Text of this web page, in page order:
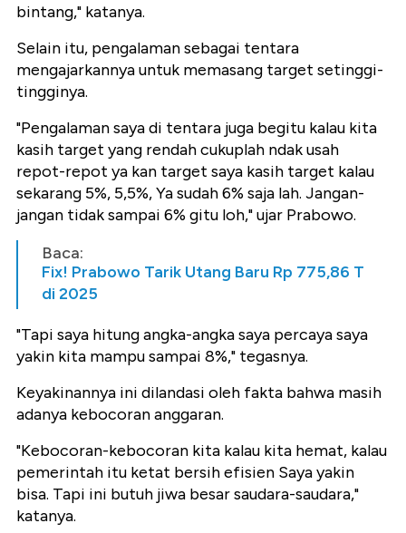
bintang," katanya.
Selain itu, pengalaman sebagai tentara
mengajarkannya untuk memasang target setinggi-
tingginya.
"Pengalaman saya di tentara juga begitu kalau kita
kasih target yang rendah cukuplah ndak usah
repot-repot ya kan target saya kasih target kalau
sekarang 5%, 5,5%, Ya sudah 6% saja lah. Jangan-
jangan tidak sampai 6% gitu loh," ujar Prabowo.
Baca:
Fix! Prabowo Tarik Utang Baru Rp 775,86 T
di 2025
"Tapi saya hitung angka-angka saya percaya saya
yakin kita mampu sampai 8%," tegasnya.
Keyakinannya ini dilandasi oleh fakta bahwa masih
adanya kebocoran anggaran.
"Kebocoran-kebocoran kita kalau kita hemat, kalau
pemerintah itu ketat bersih efisien Saya yakin
bisa. Tapi ini butuh jiwa besar saudara-saudara,"
katanya.